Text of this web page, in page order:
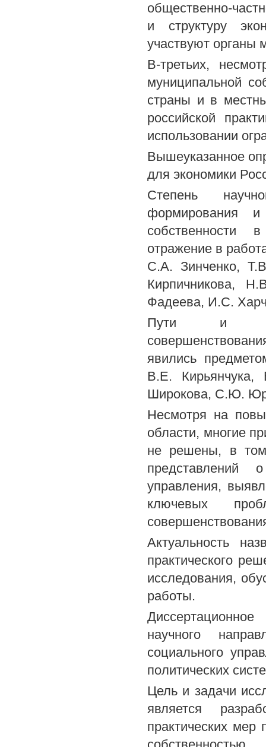
общественно-
и структуру
участвуют органы
В-третьих,
муниципальной
страны и в
российской
использовании
Вышеуказанное
для экономики
Степень
формирования и
собственности
отражение в
С.А. Зинченко,
Кирпичникова,
Фадеева, И.С.
Пути и
явились
В.Е.
Широкова, С.Ю.
Несмотря на
области, многие
не решены, в том
представлений
управления,
ключевых
Актуальность
практического
исследования,
работы.
научного
социального
политических
Цель и задачи
является
практических